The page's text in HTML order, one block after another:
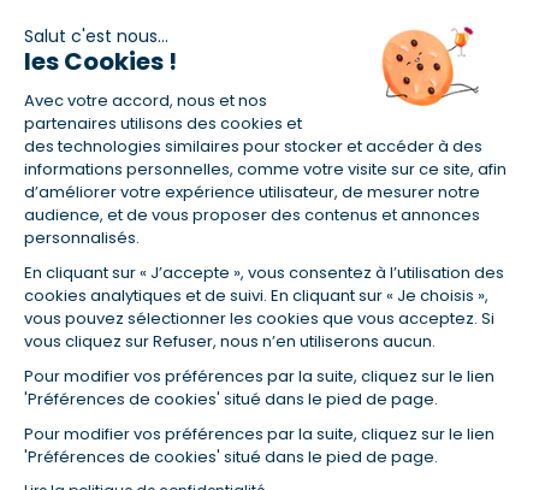
Salut c'est nous...
les Cookies !
Avec votre accord, nous et nos
partenaires utilisons des cookies et
des technologies similaires pour stocker et accéder à des
informations personnelles, comme votre visite sur ce site, afin
d’améliorer votre expérience utilisateur, de mesurer notre
audience, et de vous proposer des contenus et annonces
personnalisés.
En cliquant sur « J’accepte », vous consentez à l’utilisation des
cookies analytiques et de suivi. En cliquant sur « Je choisis »,
vous pouvez sélectionner les cookies que vous acceptez. Si
vous cliquez sur Refuser, nous n’en utiliserons aucun.
Pour modifier vos préférences par la suite, cliquez sur le lien
'Préférences de cookies' situé dans le pied de page.
Pour modifier vos préférences par la suite, cliquez sur le lien
'Préférences de cookies' situé dans le pied de page.
(1) Taux fixe national hors assurance et selon votre profil
(2) Économie de 65 % pour l'assurance d'un prêt amortissable de 330
457,23 € à 0,90 % sur 19,5 ans, accordé à un salarié non cadre assuré à
100 % (décès, PTIA, IPP, ITT, IPP) âgé de 36 ans fumeur et une personne
salariée non cadre assurée à 100 % (décès, PTIA, IPP, ITT, IPP) âgée de 35
ans et non-fumeur, tous deux sans risque médical connu. Au
14/07/2019, coût de l'assurance proposée par la banque 179,08 €/mois
en moyenne contre 64,60 €/mois en moyenne au 14/07/2022 avec
Empruntis.com (TAEA : 0,44 %, coût total de l'assurance : 15 117,65 €).
(3) Taux minimum pour un crédit consommation d'un montant fixé entre
5 000 et 20 000 euros, selon profil et durée.
(4) La diminution du montant des mensualités entraîne l'allongement
de la durée de remboursement ainsi que la hausse du coût total du
(5) Banques de réseau, mutualistes, spécialisées, directions
régionales, organismes de crédit selon votre profil et votre demande.
Mutuelles, compagnies et courtiers d'assurances. Selon votre profil et
votre demande.